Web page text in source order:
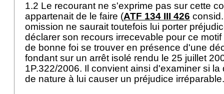
1.2 Le recourant ne s'exprime pas sur cette
appartenait de le faire (ATF 134 III 426
omission ne saurait toutefois lui porter
déclarer son recours irrecevable pour ce
de bonne foi se trouver en présence d'une
fondant sur un arrêt isolé rendu le 25 juillet
1P.322/2006. Il convient ainsi d'examiner si
de nature à lui causer un préjudice